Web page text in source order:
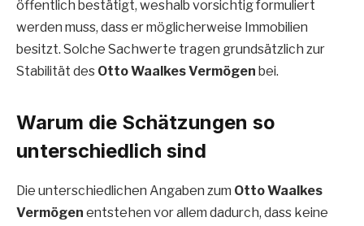
öffentlich bestätigt, weshalb vorsichtig formuliert
werden muss, dass er möglicherweise Immobilien
besitzt. Solche Sachwerte tragen grundsätzlich zur
Stabilität des Otto Waalkes Vermögen bei.
Warum die Schätzungen so
unterschiedlich sind
Die unterschiedlichen Angaben zum Otto Waalkes
Vermögen entstehen vor allem dadurch, dass keine